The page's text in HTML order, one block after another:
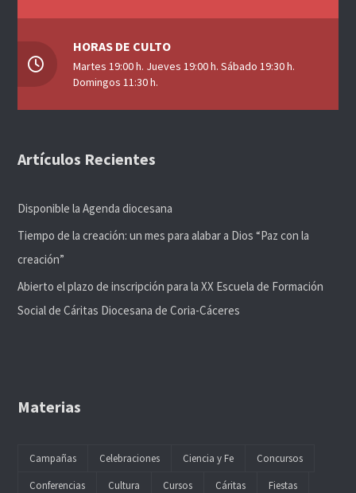
HORAS DE CULTO
Martes 19:00 h. Jueves 19:00 h. Sábado 19:30 h.
Domingos 11:30 h.
Artículos Recientes
Disponible la Agenda diocesana
Tiempo de la creación: un mes para alabar a Dios “Paz con la
creación”
Abierto el plazo de inscripción para la XX Escuela de Formación
Social de Cáritas Diocesana de Coria-Cáceres
Materias
Campañas Celebraciones Ciencia y Fe
Concursos
Conferencias
Cultura Cursos Cáritas
Fiestas